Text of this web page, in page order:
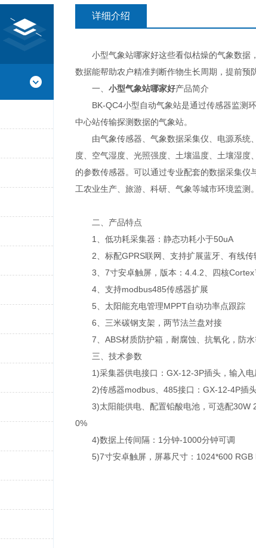
详细介绍
小型气象站哪家好这些看似枯燥的气象数据
数据能帮助农户精准判断作物生长周期，提前预
一、 小型气象站哪家好产品简介
BK-QC4小型自动气象站是通过传感器监测环
中心站传输探测数据的气象站。
由气象传感器、气象数据采集仪、电源系统
度、空气湿度、光照强度、土壤温度、土壤湿
的参数传感器。可以通过专业配套的数据采集
工农业生产、旅游、科研、气象等城市环境监测。
二、产品特点
1、低功耗采集器：静态功耗小于50uA
2、标配GPRS联网、支持扩展蓝牙、有线传
3、7寸安卓触屏，版本：4.4.2、四核
4、支持modbus485传感器扩展
5、太阳能充电管理MPPT自动功率点跟踪
6、三米碳钢支架，两节法兰盘对接
7、ABS材质防护箱，耐腐蚀、抗氧化，防水
三、技术参数
1)采集器供电接口：GX-12-3P插头，输入电
2)传感器modbus、485接口：GX-12-4P插头
3)太阳能供电、配置铅酸电池，可选配30W
0%
4)数据上传间隔：1分钟-1000分钟可调
5)7寸安卓触屏，屏幕尺寸：1024*600 RGB